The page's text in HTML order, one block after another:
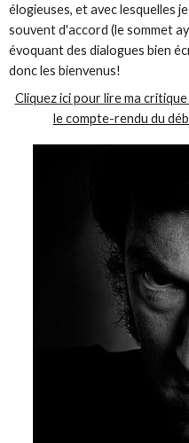
élogieuses, et avec lesquelles
souvent d'accord (le sommet
évoquant des dialogues bien
donc les bienvenus!
Cliquez ici pour lire ma
le compte-rendu du